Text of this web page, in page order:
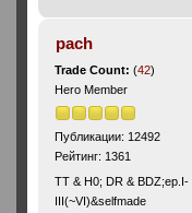
pach
Trade Count:(42)
Hero Member
Публикации: 12492
Рейтинг: 1361
ТТ & Н0; DR & BDZ;ep.I-
III(~VI)&selfmade